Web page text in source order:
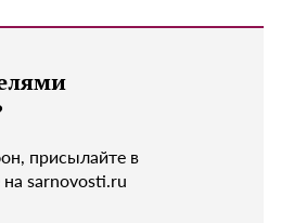
присылайте в
sarnovosti.ru